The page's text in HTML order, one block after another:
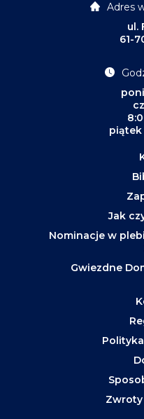
Adres
ul.
61-
piątek
Jak
Nominacje w
Gwiezdne